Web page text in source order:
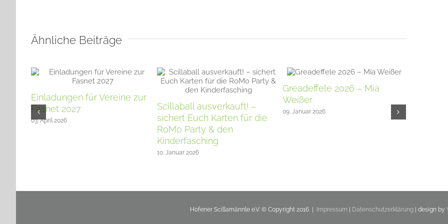
Ähnliche Beiträge
Einladungen für Vereine zur
Fasnet 2027
03. April 2026
Scillaball ausverkauft! –
sichert Euch Karten für die
RoMo Party & den
Kinderfasching
10. Januar 2026
Greadeffele 2026 – Mia
Weißer
09. Januar 2026
Hofener Scillamännle e.V. © Copyright 2016 | Impressum | Datenschutzerklärung| design by